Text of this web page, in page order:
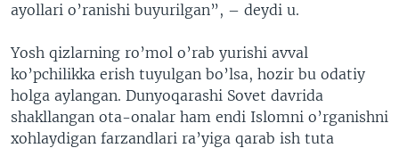
ayollari o’ranishi buyurilgan”, – deydi u.
Yosh qizlarning ro’mol o’rab yurishi avval
ko’pchilikka erish tuyulgan bo’lsa, hozir bu odatiy
holga aylangan. Dunyoqarashi Sovet davrida
shakllangan ota-onalar ham endi Islomni o’rganishni
xohlaydigan farzandlari ra’yiga qarab ish tuta